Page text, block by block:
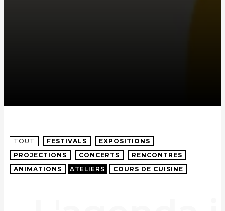
TOUT FESTIVALS
EXPOSITIONS
PROJECTIONS
CONCERTS
RENCONTRES
ANIMATIONS
ATELIERS COURS DE CUISINE